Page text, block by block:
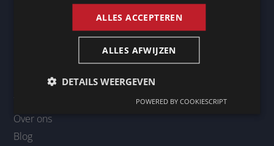
Over ons
Blog
ALLES ACCEPTEREN
ALLES AFWIJZEN
DETAILS WEERGEVEN
POWERED BY COOKIESCRIPT